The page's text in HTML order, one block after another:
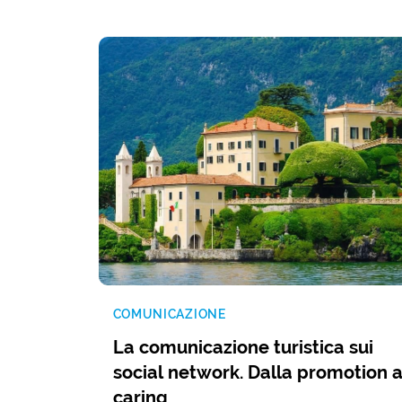
COMUNICAZIONE
La comunicazione turistica sui
social network. Dalla promotion